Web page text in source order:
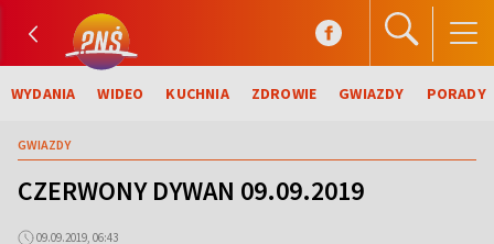
WYDANIA WIDEO KUCHNIA ZDROWIE GWIAZDY PORADY
GWIAZDY
CZERWONY DYWAN 09.09.2019
09.09.2019, 06:43